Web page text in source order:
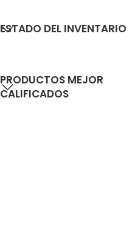
ESTADO DEL INVENTARIO
PRODUCTOS MEJOR
CALIFICADOS